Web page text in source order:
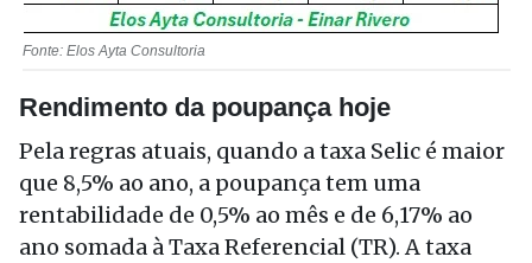
Fonte: Elos Ayta Consultoria
Rendimento da poupança hoje
Pela regras atuais, quando a taxa Selic é maior
que 8,5% ao ano, a poupança tem uma
rentabilidade de 0,5% ao mês e de 6,17% ao
ano somada à Taxa Referencial (TR). A taxa